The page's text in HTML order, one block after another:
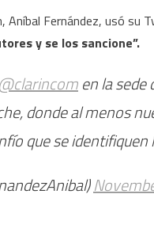
Aníbal Fernández, usó su
y se los sancione”.
@clarincomen la
donde al menos
que se